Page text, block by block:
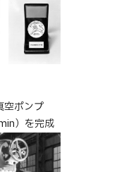
空ポンプ
）を完成